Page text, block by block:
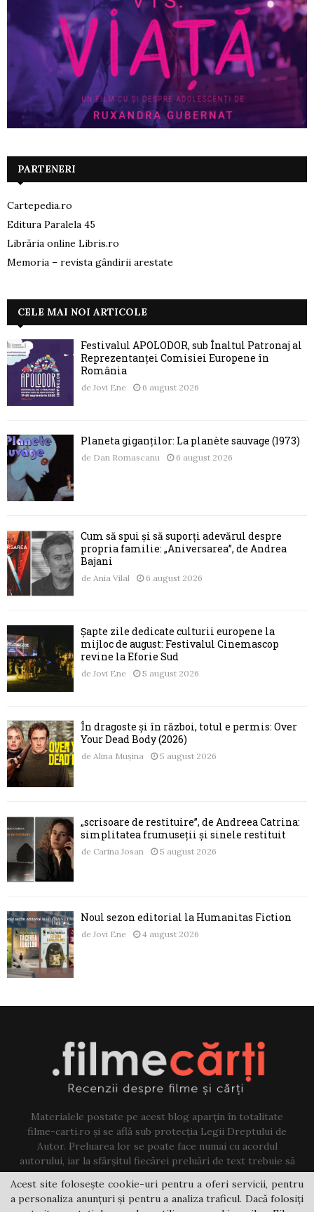
PARTENERI
Cartepedia.ro
Editura Paralela 45
Librăria online Libris.ro
Memoria – revista gândirii arestate
CELE MAI NOI ARTICOLE
Festivalul APOLODOR, sub Înaltul Patronaj al
Reprezentanței Comisiei Europene în
România
de Jovi Ene 6 august 2026
Planeta giganților: La planète sauvage (1973)
de Dan Romascanu 6 august 2026
Cum să spui și să suporți adevărul despre
propria familie: „Aniversarea”, de Andrea
Bajani
de Ania Vilal 6 august 2026
Șapte zile dedicate culturii europene la
mijloc de august: Festivalul Cinemascop
revine la Eforie Sud
de Jovi Ene 5 august 2026
În dragoste și în război, totul e permis: Over
Your Dead Body (2026)
de Alina Mușina 5 august 2026
„scrisoare de restituire”, de Andreea Catrina:
simplitatea frumuseții și sinele restituit
de Carina Josan 5 august 2026
Noul sezon editorial la Humanitas Fiction
de Jovi Ene 4 august 2026
Materialele postate pe acest blog aparțin în totalitate
filme-carti.ro și se află sub protecția Legii Dreptului de
Autor. Preluarea lor se poate face numai cu acordul
autorului, iar la sfârșitul fiecărei preluări de text trebuie să
existe un link către acest blog.
Contact us:jovi@filme-carti.ro
Acest site folosește cookie-uri pentru a oferi servicii, pentru
a personaliza anunțuri și pentru a analiza traficul. Dacă folosiți